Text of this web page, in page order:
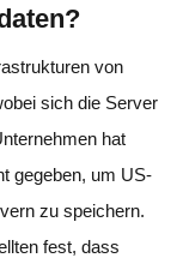
von
sich die Server
hat
gegeben, um US-
zu speichern.
fest, dass